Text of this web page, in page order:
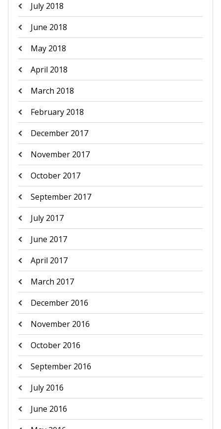
July 2018
June 2018
May 2018
April 2018
March 2018
February 2018
December 2017
November 2017
October 2017
September 2017
July 2017
June 2017
April 2017
March 2017
December 2016
November 2016
October 2016
September 2016
July 2016
June 2016